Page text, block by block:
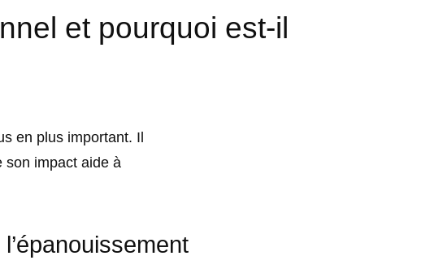
et pourquoi est-il
en plus important. Il
son impact aide à